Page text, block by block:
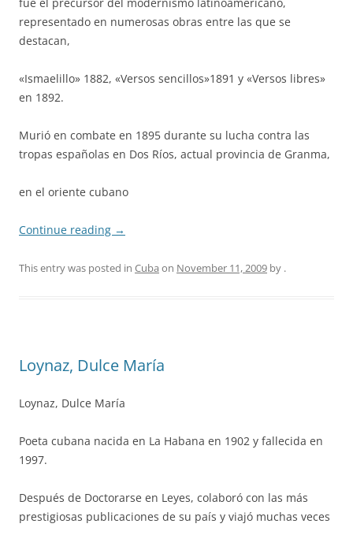
representado en numerosas obras entre las que se
destacan,
«Ismaelillo» 1882, «Versos sencillos»1891 y «Versos libres»
en 1892.
Murió en combate en 1895 durante su lucha contra las
tropas españolas en Dos Ríos, actual provincia de Granma,
en el oriente cubano
Continue reading →
This entry was posted in Cuba on November 11, 2009 by .
Loynaz, Dulce María
Loynaz, Dulce María
Poeta cubana nacida en La Habana en 1902 y fallecida en
1997.
Después de Doctorarse en Leyes, colaboró con las más
prestigiosas publicaciones de su país y viajó muchas veces